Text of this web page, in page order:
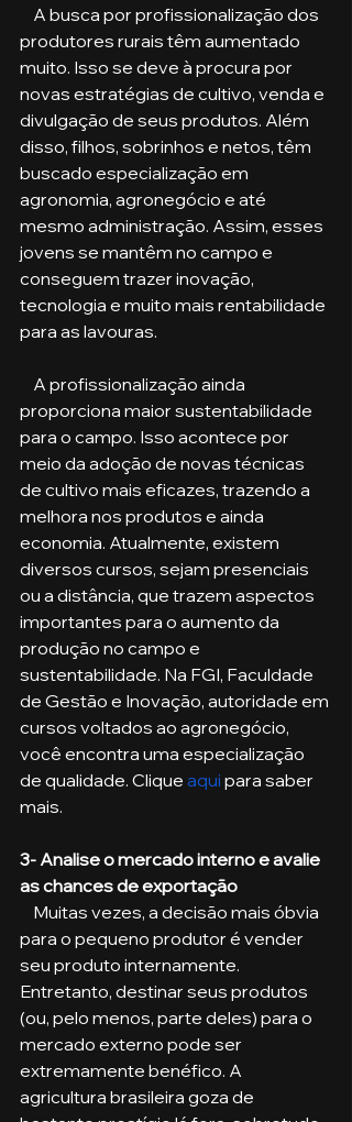
produtores rurais têm aumentado
muito. Isso se deve à procura por
novas estratégias de cultivo, venda e
divulgação de seus produtos. Além
disso, filhos, sobrinhos e netos, têm
buscado especialização em
agronomia, agronegócio e até
mesmo administração. Assim, esses
jovens se mantêm no campo e
conseguem trazer inovação,
tecnologia e muito mais rentabilidade
para as lavouras.
proporciona maior sustentabilidade
para o campo. Isso acontece por
meio da adoção de novas técnicas
de cultivo mais eficazes, trazendo a
melhora nos produtos e ainda
economia. Atualmente, existem
diversos cursos, sejam presenciais
ou a distância, que trazem aspectos
importantes para o aumento da
produção no campo e
sustentabilidade. Na FGI, Faculdade
de Gestão e Inovação, autoridade em
cursos voltados ao agronegócio,
você encontra uma especialização
de qualidade. Clique aqui para saber
mais.
3- Analise o mercado interno e avalie
as chances de exportação
para o pequeno produtor é vender
seu produto internamente.
Entretanto, destinar seus produtos
(ou, pelo menos, parte deles) para o
mercado externo pode ser
extremamente benéfico. A
agricultura brasileira goza de